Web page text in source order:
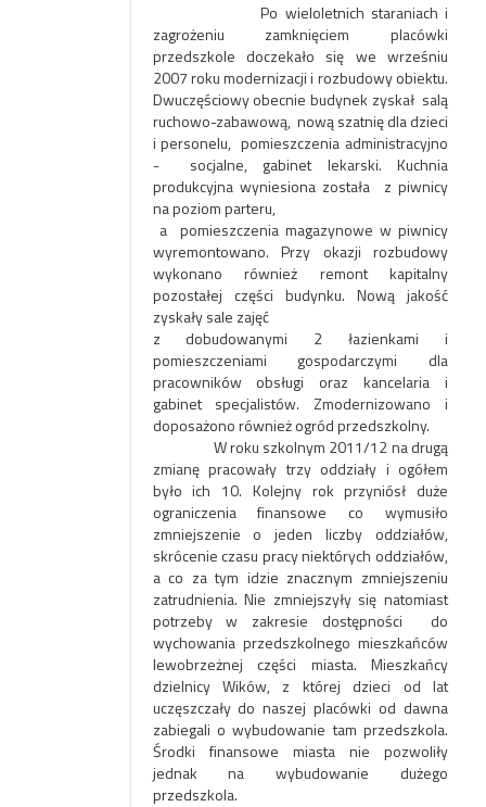
Po wieloletnich staraniach i
zagrożeniu zamknięciem placówki
przedszkole doczekało się we wrześniu
2007 roku modernizacji i rozbudowy obiektu.
Dwuczęściowy obecnie budynek zyskał salą
ruchowo-zabawową, nową szatnię dla dzieci
i personelu, pomieszczenia administracyjno
- socjalne, gabinet lekarski. Kuchnia
produkcyjna wyniesiona została z piwnicy
na poziom parteru,
a pomieszczenia magazynowe w piwnicy
wyremontowano. Przy okazji rozbudowy
wykonano również remont kapitalny
pozostałej części budynku. Nową jakość
zyskały sale zajęć
z dobudowanymi 2 łazienkami i
pomieszczeniami gospodarczymi dla
pracowników obsługi oraz kancelaria i
gabinet specjalistów. Zmodernizowano i
doposażono również ogród przedszkolny.
W roku szkolnym 2011/12 na drugą
zmianę pracowały trzy oddziały i ogółem
było ich 10. Kolejny rok przyniósł duże
ograniczenia finansowe co wymusiło
zmniejszenie o jeden liczby oddziałów,
skrócenie czasu pracy niektórych oddziałów,
a co za tym idzie znacznym zmniejszeniu
zatrudnienia. Nie zmniejszyły się natomiast
potrzeby w zakresie dostępności do
wychowania przedszkolnego mieszkańców
lewobrzeżnej części miasta. Mieszkańcy
dzielnicy Wików, z której dzieci od lat
uczęszczały do naszej placówki od dawna
zabiegali o wybudowanie tam przedszkola.
Środki finansowe miasta nie pozwoliły
jednak na wybudowanie dużego
przedszkola.